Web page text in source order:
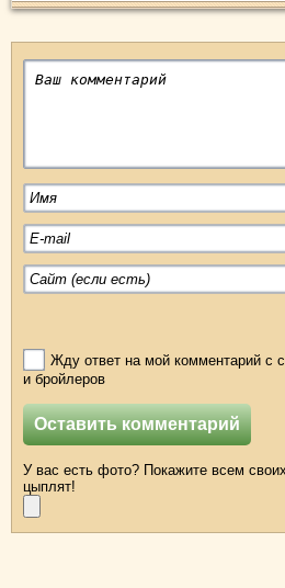
Жду ответ на мой комментарий с
и бройлеров
У вас есть фото? Покажите всем
цыплят!